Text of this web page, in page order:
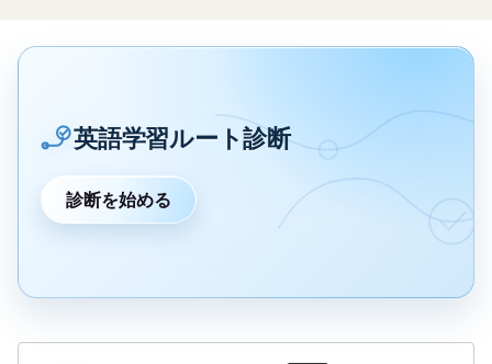
英語学習ルート診断
診断を始める